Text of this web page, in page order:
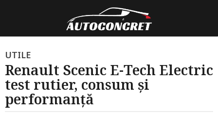
2
a
n
i
a
UTILE
Renault Scenic E-Tech Electric
test rutier, consum și
performanță